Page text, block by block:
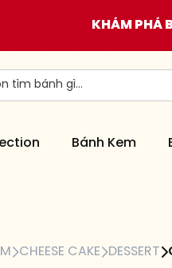
KHÁM PHÁ
Bánh Kem
CHEESE CAKE DESSERT